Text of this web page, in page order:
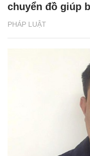
PHÁP LUẬT
chuyển đồ giúp